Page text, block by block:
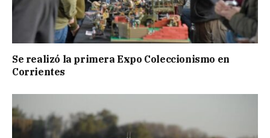
Se realizó la primera Expo Coleccionismo en
Corrientes